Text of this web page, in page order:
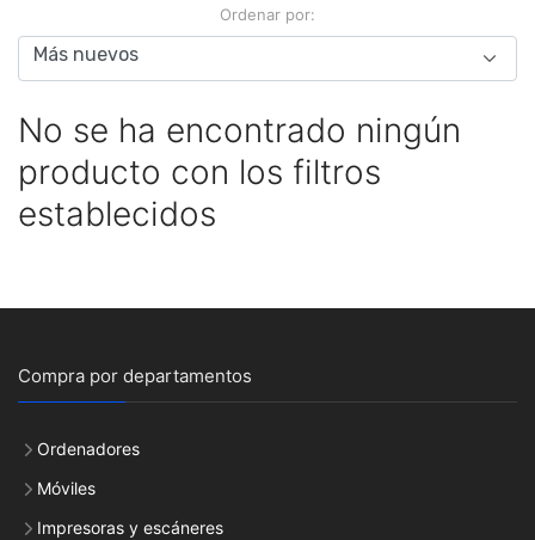
Ordenar por:
No se ha encontrado ningún
producto con los filtros
establecidos
Compra por departamentos
Ordenadores
Móviles
Impresoras y escáneres